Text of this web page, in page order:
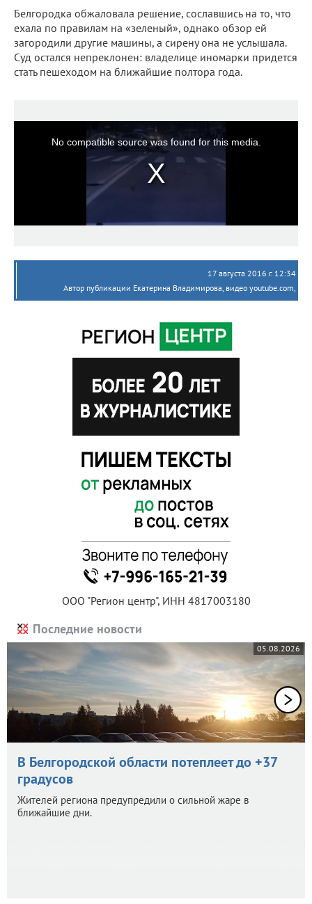
Белгородка обжаловала решение, сославшись на то, что
ехала по правилам на «зеленый», однако обзор ей
загородили другие машины, а сирену она не услышала.
Суд остался непреклонен: владелице иномарки придется
стать пешеходом на ближайшие полтора года.
No compatible source was found for this media.
17 августа 2016 г. 12:34
Автор публикации Екатерина Владимирова, видео youtube.com,
ООО "Регион центр", ИНН 4817003180
Последние новости
05.08.2026
В Белгородской области потеплеет до +37
градусов
Жителей региона предупредили о сильной жаре в
ближайшие дни.